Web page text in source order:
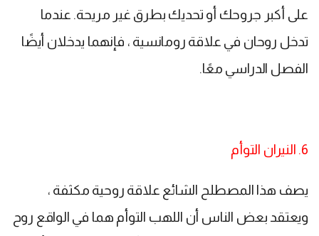
على أكبر جروحك أو تحديك بطرق غير مريحة. عندما
تدخل روحان في علاقة رومانسية ، فإنهما يدخلان أيضًا
الفصل الدراسي معًا.
6. النيران التوأم
يصف هذا المصطلح الشائع علاقة روحية مكثفة ،
ويعتقد بعض الناس أن اللهب التوأم هما في الواقع روح